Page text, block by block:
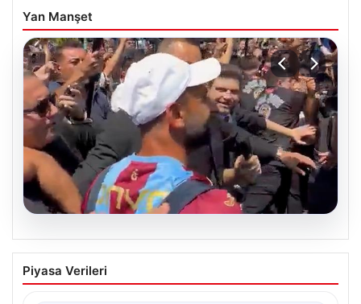
Yan Manşet
05.08.2026
Mohamed Salah’tan Tarihi İlk Üçlü
Başarı
Piyasa Verileri